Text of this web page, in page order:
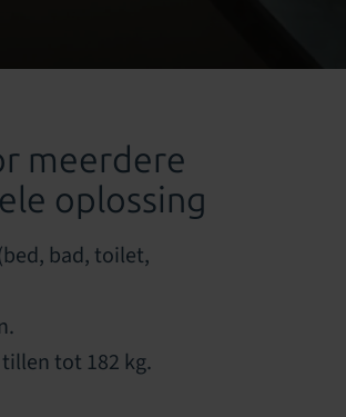
meerdere
oplossing
bad, toilet,
tot 182 kg.